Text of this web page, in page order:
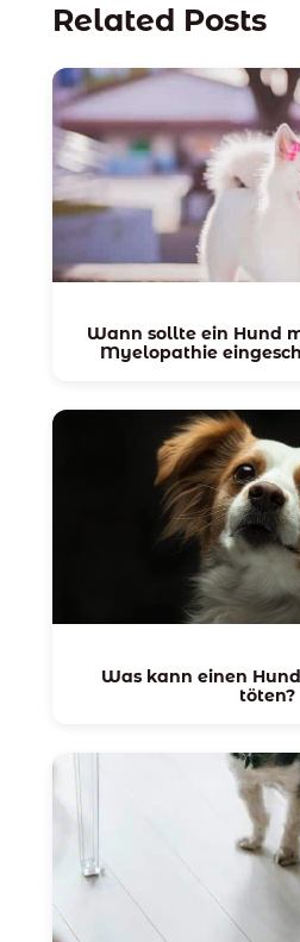
Related Posts
Wann sollte ein Hund
Myelopathie
Was kann einen
töten?